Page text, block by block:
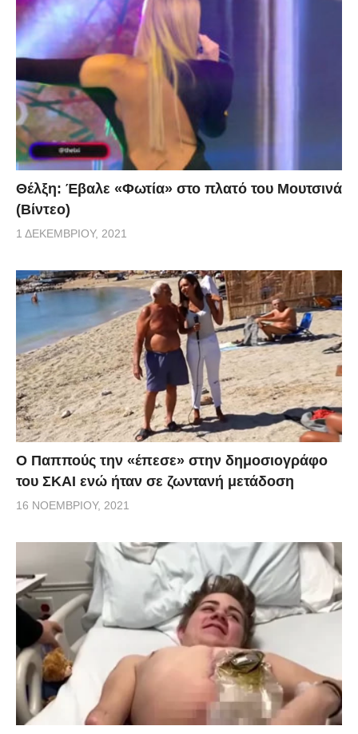
Θέλξη: Έβαλε «Φωτία» στο πλατό του Μουτσινά
(Βίντεο)
1 ΔΕΚΕΜΒΡΊΟΥ, 2021
Ο Παππούς την «έπεσε» στην δημοσιογράφο
του ΣΚΑΙ ενώ ήταν σε ζωντανή μετάδοση
16 ΝΟΕΜΒΡΊΟΥ, 2021